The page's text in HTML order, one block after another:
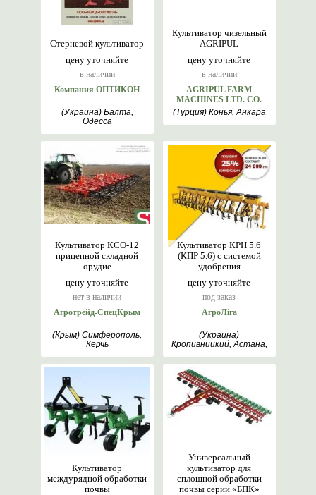
цену уточняйте
в наличии
Стерневой культиватор
Компания ОПТИКОН
(Украина) Балта,
Одесса
цену уточняйте
в наличии
Культиватор чизельный
AGRIPUL
AGRIPUL FARM
MACHINES LTD. CO.
(Турция) Конья, Анкара
цену уточняйте
нет в наличии
Культиватор КСО-12
прицепной складной
орудие
Агротрейд-СпецКрым
(Крым) Симферополь,
Керчь
цену уточняйте
под заказ
Культиватор КРН 5.6
(КПР 5.6) с системой
удобрения
АгроЛіга
(Украина)
Кропивницкий, Астана,
Культиватор
междурядной обработки
почвы
Универсальный
культиватор для
сплошной обработки
почвы серии «БПК»